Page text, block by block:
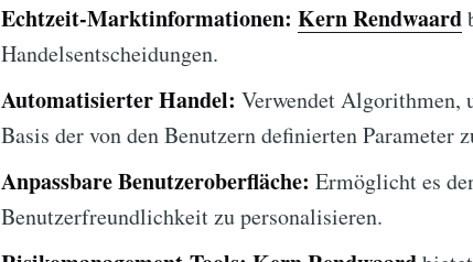
Echtzeit-Marktinformationen: Kern Rendwaard
Handelsentscheidungen.
Automatisierter Handel: Verwendet Algorithmen,
Basis der von den Benutzern definierten Parameter
Anpassbare Benutzeroberfläche: Ermöglicht es
Benutzerfreundlichkeit zu personalisieren.